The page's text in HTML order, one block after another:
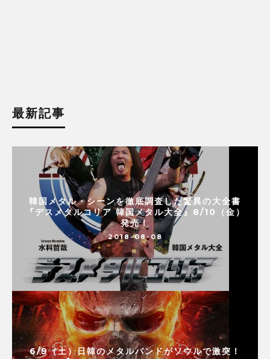
最新記事
韓国メタル・シーンを徹底調査した驚異の大全書
『デスメタルコリア 韓国メタル大全』8/10（金）
発売！
2018-08-08
6/9（土）日韓のメタルバンドがソウルで激突！